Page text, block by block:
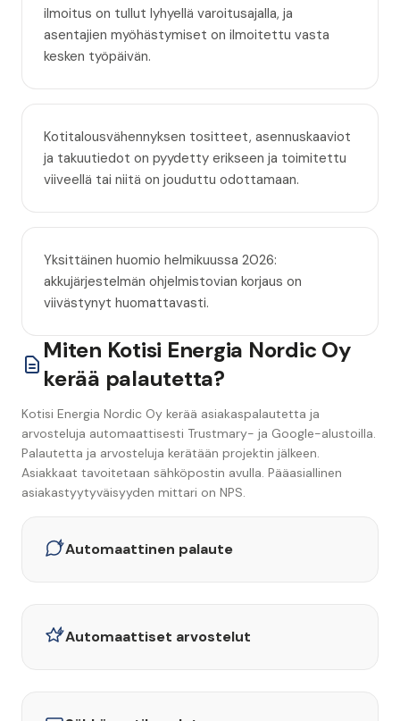
ilmoitus on tullut lyhyellä varoitusajalla, ja
asentajien myöhästymiset on ilmoitettu vasta
kesken työpäivän.
Kotitalousvähennyksen tositteet, asennuskaaviot
ja takuutiedot on pyydetty erikseen ja toimitettu
viiveellä tai niitä on jouduttu odottamaan.
Yksittäinen huomio helmikuussa 2026:
akkujärjestelmän ohjelmistovian korjaus on
viivästynyt huomattavasti.
Miten Kotisi Energia Nordic Oy
kerää palautetta?
Kotisi Energia Nordic Oy kerää asiakaspalautetta ja
arvosteluja automaattisesti Trustmary- ja Google-alustoilla.
Palautetta ja arvosteluja kerätään projektin jälkeen.
Asiakkaat tavoitetaan sähköpostin avulla. Pääasiallinen
asiakastyytyväisyyden mittari on NPS.
Automaattinen palaute
Automaattiset arvostelut